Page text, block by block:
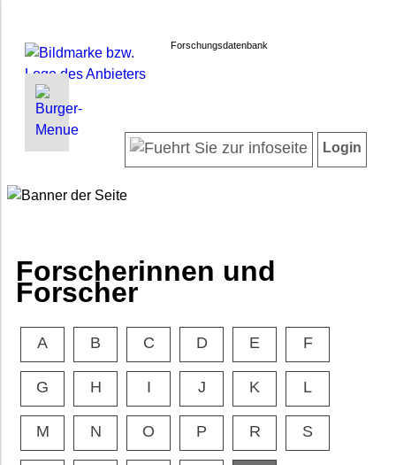
Forschungsdatenbank
INFORMATIONEN | SUCHEN
Forscherinnen und Forscher
Barrierefreiheit
LOGIN
Login
Forscherinnen und
Forscher
A B C D E F
G H I J K L
M N O P R S